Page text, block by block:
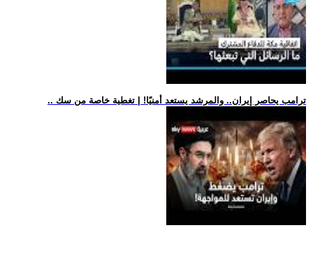
.. ترامب يحاصر إيران.. والمرشد يستعد أمنيًا! | تغطية خاصة من سك